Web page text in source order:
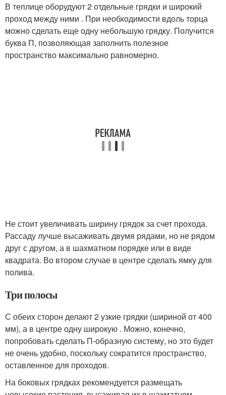
В теплице оборудуют 2 отдельные грядки и широкий
проход между ними . При необходимости вдоль торца
можно сделать еще одну небольшую грядку. Получится
буква П, позволяющая заполнить полезное
пространство максимально равномерно.
Не стоит увеличивать ширину грядок за счет прохода.
Рассаду лучше высаживать двумя рядами, но не рядом
друг с другом, а в шахматном порядке или в виде
квадрата. Во втором случае в центре сделать ямку для
полива.
Три полосы
С обеих сторон делают 2 узкие грядки (шириной от 400
мм), а в центре одну широкую . Можно, конечно,
попробовать сделать П-образную систему, но это будет
не очень удобно, поскольку сократится пространство,
оставленное для проходов.
На боковых грядках рекомендуется размещать